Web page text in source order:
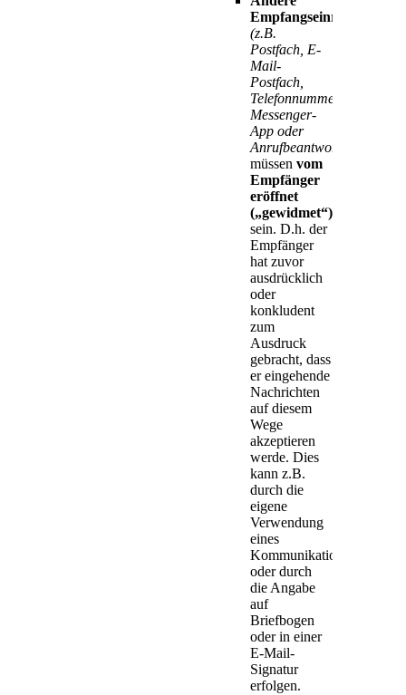
Empfangseinrichtungen
(z.B.
Postfach, E-
Mail-
Postfach,
Telefonnummer,
Messenger-
App oder
Anrufbeantworter)
müssen vom
Empfänger
eröffnet
(„gewidmet“)
sein. D.h. der
Empfänger
hat zuvor
ausdrücklich
oder
konkludent
zum
Ausdruck
gebracht, dass
er eingehende
Nachrichten
auf diesem
Wege
akzeptieren
werde. Dies
kann z.B.
durch die
eigene
Verwendung
eines
Kommunikationsmittels
oder durch
die Angabe
auf
Briefbogen
oder in einer
E-Mail-
Signatur
erfolgen.